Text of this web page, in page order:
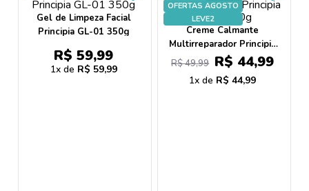
Gel de Limpeza Facial
Principia GL-01 350g
R$ 59,99
1 R$ 59,99
OFERTAS AGOSTO
LEVE2
Creme Calmante
Multirreparador Principia
CM-01 40g
R$49,99 R$ 44,99
1 R$ 44,99